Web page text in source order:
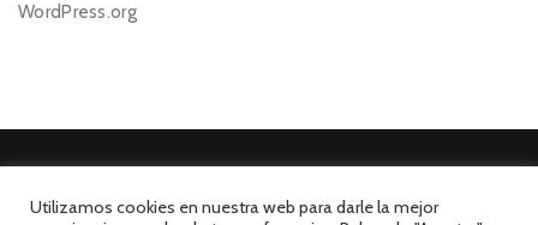
WordPress.org
Utilizamos cookies en nuestra web para darle la mejor